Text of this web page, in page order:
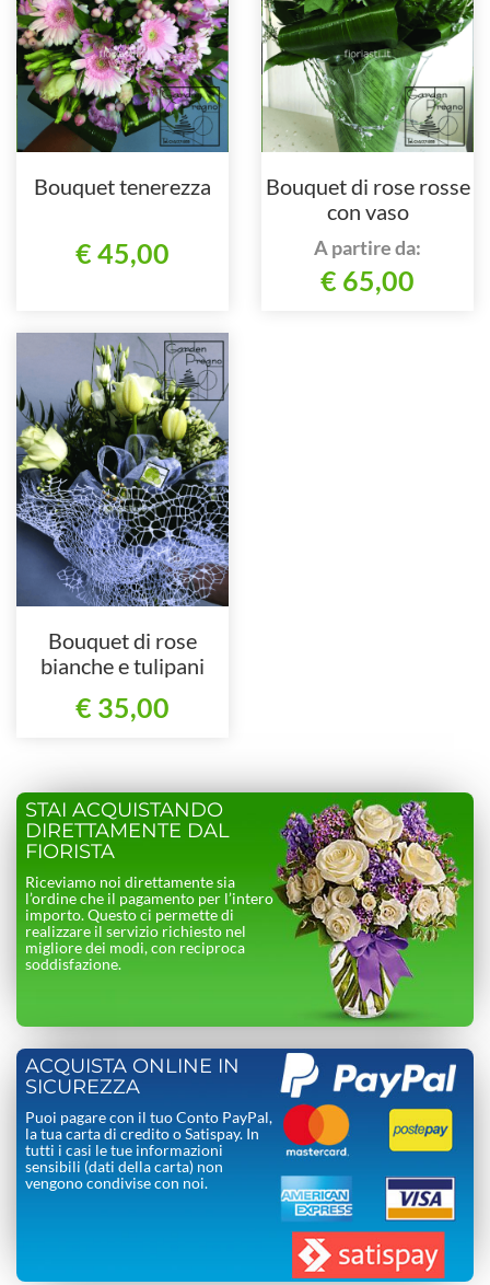
Bouquet tenerezza
€ 45,00
Bouquet di rose rosse
con vaso
A partire da:
€ 65,00
Bouquet di rose
bianche e tulipani
€ 35,00
STAI ACQUISTANDO
DIRETTAMENTE DAL
FIORISTA
Riceviamo noi direttamente sia
l’ordine che il pagamento per l’intero
importo. Questo ci permette di
realizzare il servizio richiesto nel
migliore dei modi, con reciproca
soddisfazione.
ACQUISTA ONLINE IN
SICUREZZA
Puoi pagare con il tuo Conto PayPal,
la tua carta di credito o Satispay. In
tutti i casi le tue informazioni
sensibili (dati della carta) non
vengono condivise con noi.